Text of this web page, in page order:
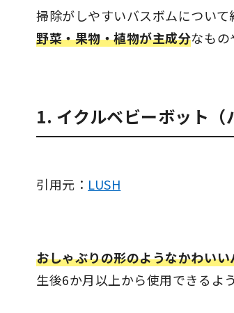
掃除がしやすいバスボムについて
野菜・果物・植物が主成分なもの
1. イクルベビーボット（
引用元： LUSH
おしゃぶりの形のようなかわい
生後6か月以上から使用できるよ